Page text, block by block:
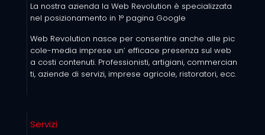
La nostra azienda la Web Revolution è specializzata
nel posizionamento in 1° pagina Google
Web Revolution nasce per consentire anche alle pic
cole-media imprese un’ efficace presenza sul web
a costi contenuti. Professionisti, artigiani, commercian
ti, aziende di servizi, imprese agricole, ristoratori, ecc.
Servizi